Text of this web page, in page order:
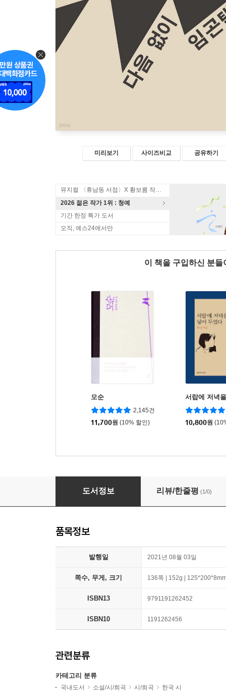
미리보기 사이즈비교 공유하기
뮤지컬 〈휴남동 서점〉X 황보름 작가 북토크
2026 젊은 작가 1위 : 청예
기간 한정 특가 도서
오직, 예스24에서만
이 책을 구입하신 분
모순
2,145건
11,700원 (10% 할인)
서랍에 저녁
10,800원
죄 없이 다음 없이
도서정보 리뷰/한줄평 (1/0)
품목정보
발행일 2021년 08월 03일
쪽수, 무게, 크기 136쪽 | 152g |
ISBN13 9791191262452
ISBN10 1191262456
관련분류
카테고리 분류
국내도서 소설/시/희곡 시/희곡 한국 시